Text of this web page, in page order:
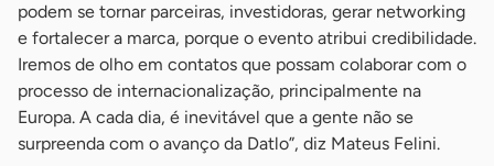
podem se tornar parceiras, investidoras, gerar networking
e fortalecer a marca, porque o evento atribui credibilidade.
Iremos de olho em contatos que possam colaborar com o
processo de internacionalização, principalmente na
Europa. A cada dia, é inevitável que a gente não se
surpreenda com o avanço da Datlo”, diz Mateus Felini.